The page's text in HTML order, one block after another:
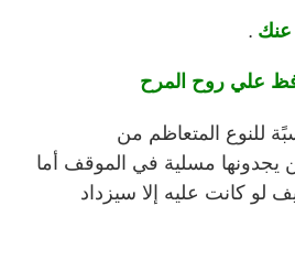
عنك .
علي روح المرح
للنوع المتعاظم من
يجدونها مسلية في الموقف أما
لو كانت عليه إلا سيزداد